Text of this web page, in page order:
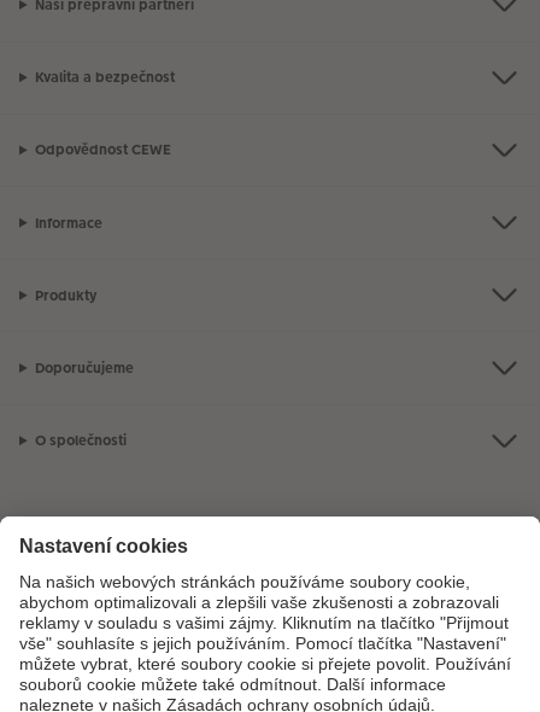
Naši přepravní partneři
Kvalita a bezpečnost
Odpovědnost CEWE
Informace
Produkty
Doporučujeme
O společnosti
Máte-li jakékoli dotazy týkající se fotoproduktů nebo objednávek,
neváhejte nás kontaktovat:+ 420 272 071 381[Po - Pá: 8:30 - 17:00 h]